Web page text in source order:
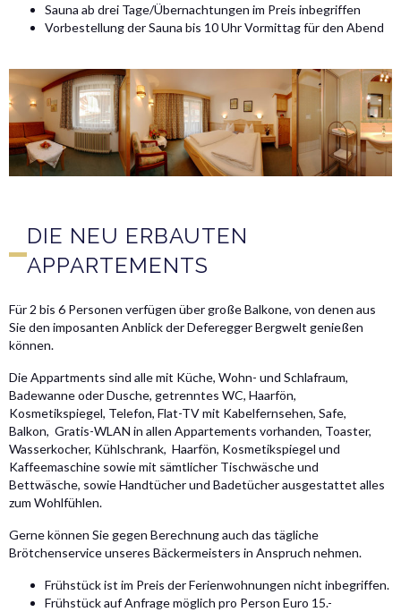
Sauna ab drei Tage/Übernachtungen im Preis inbegriffen
Vorbestellung der Sauna bis 10 Uhr Vormittag für den Abend
DIE NEU ERBAUTEN
APPARTEMENTS
Für 2 bis 6 Personen verfügen über große Balkone, von denen aus
Sie den imposanten Anblick der Deferegger Bergwelt genießen
können.
Die Appartments sind alle mit Küche, Wohn- und Schlafraum,
Badewanne oder Dusche, getrenntes WC, Haarfön,
Kosmetikspiegel, Telefon, Flat-TV mit Kabelfernsehen, Safe,
Balkon, Gratis-WLAN in allen Appartements vorhanden, Toaster,
Wasserkocher, Kühlschrank, Haarfön, Kosmetikspiegel und
Kaffeemaschine sowie mit sämtlicher Tischwäsche und
Bettwäsche, sowie Handtücher und Badetücher ausgestattet alles
zum Wohlfühlen.
Gerne können Sie gegen Berechnung auch das tägliche
Brötchenservice unseres Bäckermeisters in Anspruch nehmen.
Frühstück ist im Preis der Ferienwohnungen nicht inbegriffen.
Frühstück auf Anfrage möglich pro Person Euro 15.-